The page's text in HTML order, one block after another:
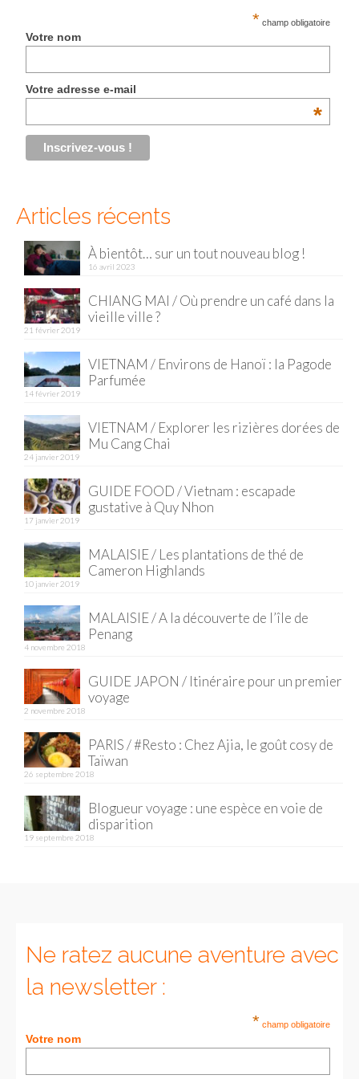
Penang
Singapour
Vietnam
Hanoi
Hué
Mu Cang Chai
Ninh Binh
Quy Nhon
EUROPE
France
La Réunion
Poitou
Savoie
Allemagne
Munich
Copenhague
GUIDES FOOD
ALLEMAGNE
– Munich
* champ obligatoire
Votre nom
Votre adresse e-mail
*
Articles récents
À bientôt… sur un tout nouveau blog !
16 avril 2023
CHIANG MAI / Où prendre un café dans la
vieille ville ?
21 février 2019
VIETNAM / Environs de Hanoï : la Pagode
Parfumée
14 février 2019
VIETNAM / Explorer les rizières dorées de
Mu Cang Chai
24 janvier 2019
GUIDE FOOD / Vietnam : escapade
gustative à Quy Nhon
17 janvier 2019
MALAISIE / Les plantations de thé de
Cameron Highlands
10 janvier 2019
MALAISIE / A la découverte de l’île de
Penang
4 novembre 2018
GUIDE JAPON / Itinéraire pour un premier
voyage
2 novembre 2018
PARIS / #Resto : Chez Ajia, le goût cosy de
Taïwan
26 septembre 2018
Blogueur voyage : une espèce en voie de
disparition
19 septembre 2018
Ne ratez aucune aventure avec
la newsletter :
* champ obligatoire
Votre nom